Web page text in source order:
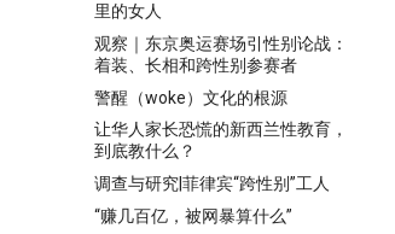
里的女人
观察｜东京奥运赛场引性别论战：
着装、长相和跨性别参赛者
警醒（woke）文化的根源
让华人家长恐慌的新西兰性教育，
到底教什么？
调查与研究|菲律宾“跨性别”工人
“赚几百亿，被网暴算什么”